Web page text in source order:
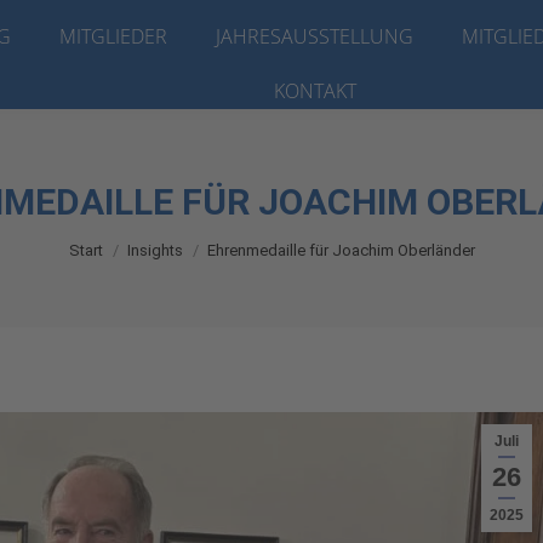
MITGLIEDER JAHRESAUSSTELLUNG
KONTAKT
FÜR JOACHIM
Sie befinden sich hier:
Start Insights Ehrenmedaille für Joachim Oberländer
Juli
26
2025
MITGLIEDER JAHRESAUSSTELLUNG
KONTAKT